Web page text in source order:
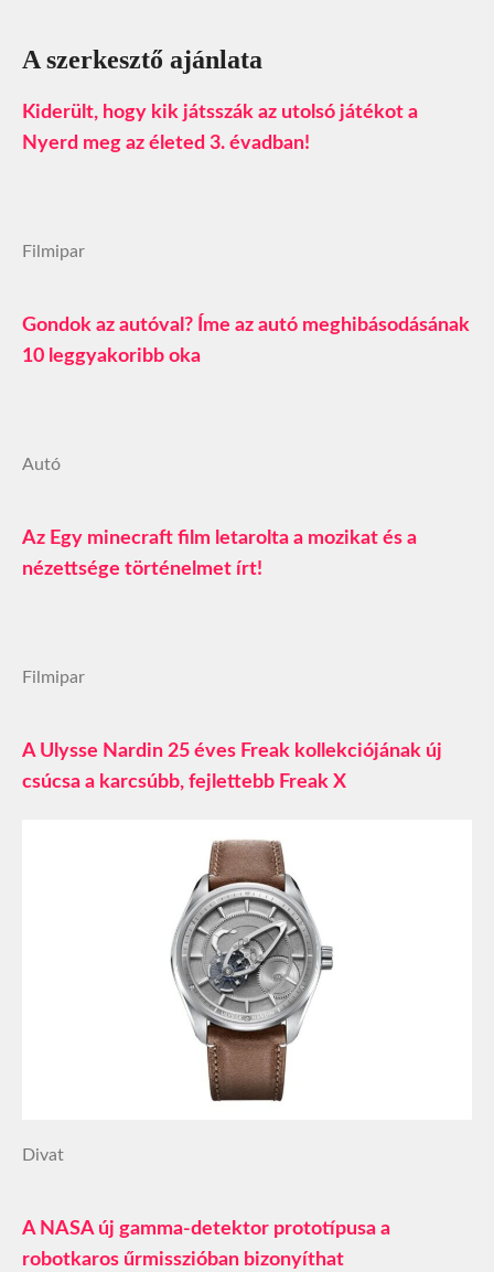
A szerkesztő ajánlata
Kiderült, hogy kik játsszák az utolsó játékot a
Nyerd meg az életed 3. évadban!
Filmipar
Gondok az autóval? Íme az autó meghibásodásának
10 leggyakoribb oka
Autó
Az Egy minecraft film letarolta a mozikat és a
nézettsége történelmet írt!
Filmipar
A Ulysse Nardin 25 éves Freak kollekciójának új
csúcsa a karcsúbb, fejlettebb Freak X
Divat
A NASA új gamma-detektor prototípusa a
robotkaros űrmisszióban bizonyíthat